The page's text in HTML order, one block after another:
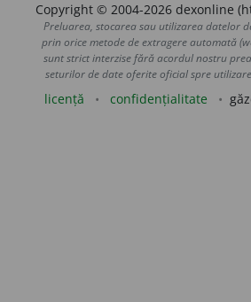
Copyright © 2004-2026 dexonline
Preluarea, stocarea sau utilizarea datelor
prin orice metode de extragere automată
sunt strict interzise fără acordul nostru
seturilor de date oferite oficial spre
licență confidențialitate